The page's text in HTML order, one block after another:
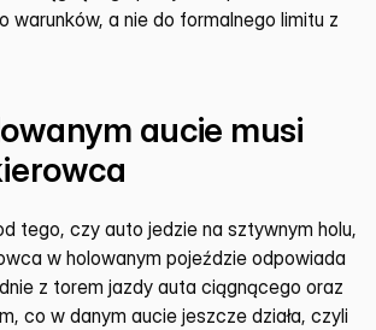
warunków, a nie do formalnego limitu z
aucie musi
tego, czy auto jedzie na sztywnym holu,
w holowanym pojeździe odpowiada
z torem jazdy auta ciągnącego oraz
co w danym aucie jeszcze działa, czyli